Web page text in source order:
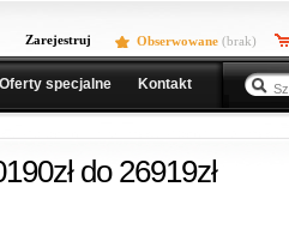
Zarejestruj Obserwowane (brak)
Oferty specjalne Kontakt
do 26919zł